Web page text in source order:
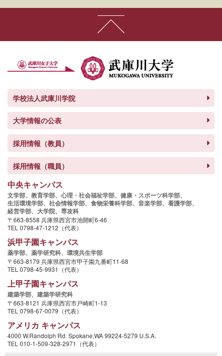
学校法人武庫川学院
大学情報の公表
採用情報（教員）
採用情報（職員）
中央キャンパス
文学部、 教育学部、 心理・社会福祉学部、 健康・スポーツ科学部、
生活環境学部、 社会情報学部、 食物栄養科学部、 音楽学部、 看護学部、
経営学部、 大学院、 専攻科
〒663-8558 兵庫県西宮市池開町6-46
TEL 0798-47-1212（代表）
浜甲子園キャンパス
薬学部、 薬学研究科、 環境共生学部
〒663-8179 兵庫県西宮市甲子園九番町11-68
TEL 0798-45-9931（代表）
上甲子園キャンパス
建築学部、 建築学研究科
〒663-8121 兵庫県西宮市戸崎町1-13
TEL 0798-67-0079（代表）
アメリカ キャンパス
4000 W.Randolph Rd. Spokane,WA 99224-5279 U.S.A.
TEL 010-1-509-328-2971（代表）